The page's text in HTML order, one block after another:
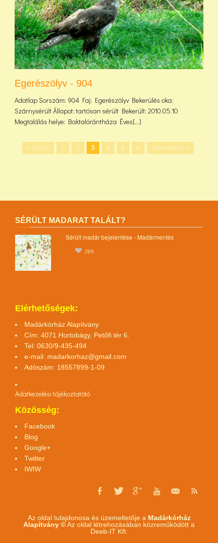
Egerészölyv - 904
Adatlap Sorszám: 904 Faj: Egerészölyv Bekerülés oka:
Szárnysérült Állapot: tartósan sérült Bekerült: 2010.05.10
Megtalálás helye: Baktalórántháza Éves[...]
« Előző 1 2 3 4 5 6 Következő »
SÉRÜLT MADARAT TALÁLT?
Sérült madár bejelentése - Madármentés
295
Elérhetőségek:
Madárkórház Alapítvány
Cím: 4071 Hortobágy, Petőfi tér 6.
Tel: 0630/9-435-494
e-mail: madarkorhaz@gmail.com
Adószám: 18557899-1-09
Adatkezelési tájékoztatótó
Közösség:
Facebook
Blog
Google+
Twitter
IWIW
Az oldal tulajdonosa és üzemeltetője a Madárkórház
Alapítvány ©Az oldal létrehozásában közreműködött a
Deeb-IT Kft.